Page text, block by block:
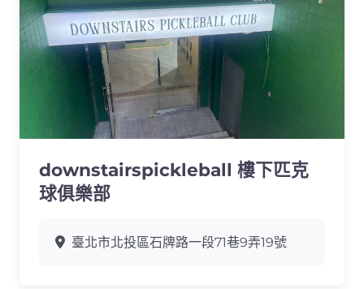
downstairspickleball 樓下匹克
球俱樂部
臺北市北投區石牌路一段71巷9弄19號